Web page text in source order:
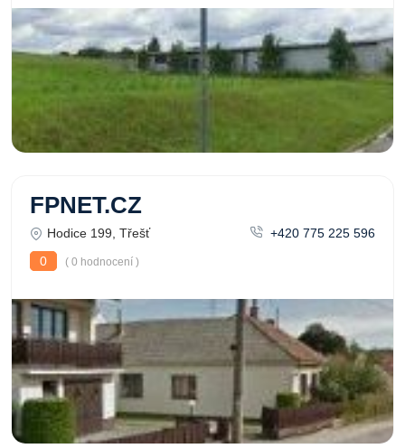
FPNET.CZ
Hodice 199, Třešť
+420 775 225 596
0
( 0 hodnocení )